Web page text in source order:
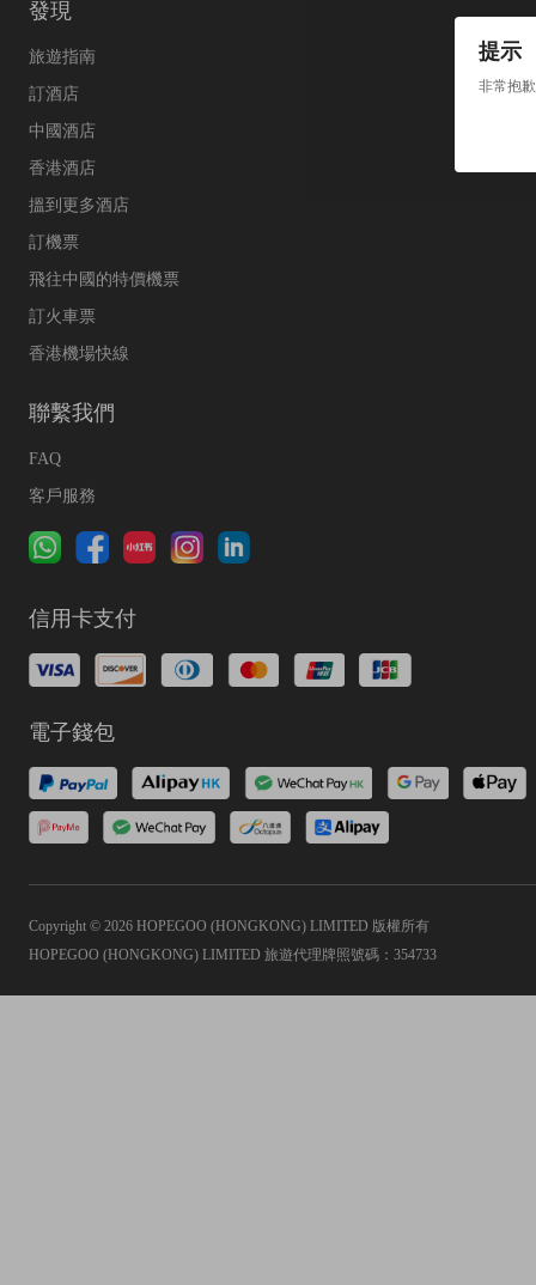
提示
非常抱
發現
旅遊指南
訂酒店
中國酒店
香港酒店
搵到更多酒店
訂機票
飛往中國的特價機票
訂火車票
香港機場快線
聯繫我們
FAQ
客戶服務
信用卡支付
電子錢包
Copyright © 2026 HOPEGOO (HONGKONG) LIMITED 版權所有
HOPEGOO (HONGKONG) LIMITED 旅遊代理牌照號碼：354733